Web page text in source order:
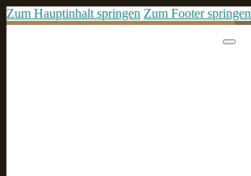
Zum Hauptinhalt springen Zum Footer springen